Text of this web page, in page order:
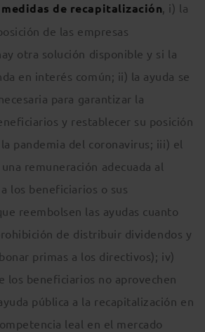
medidas de recapitalización, i) la
de las empresas
otra solución disponible y si la
en interés común; ii) la ayuda se
para garantizar la
y restablecer su posición
pandemia del coronavirus; iii) el
remuneración adecuada al
los beneficiarios o sus
reembolsen las ayudas cuanto
de distribuir dividendos y
primas a los directivos); iv)
los beneficiarios no aprovechen
pública a la recapitalización en
leal en el mercado